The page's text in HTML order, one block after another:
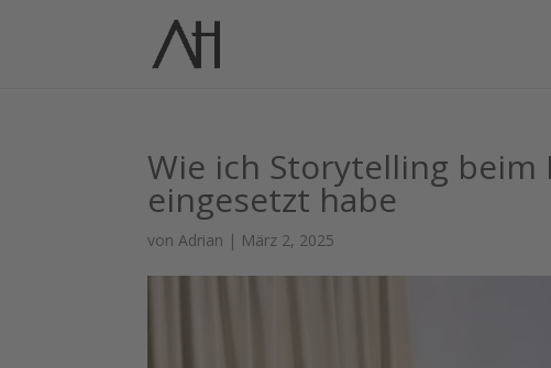
Wie ich Storytelling beim
eingesetzt habe
vonAdrian | März 2, 2025